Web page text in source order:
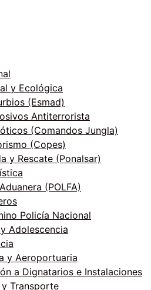
y Ecológica
(Esmad)
Antiterrorista
(Comandos Jungla)
(Copes)
y Rescate (Ponalsar)
(POLFA)
Policía Nacional
Adolescencia
y Aeroportuaria
a Dignatarios e Instalaciones
Transporte